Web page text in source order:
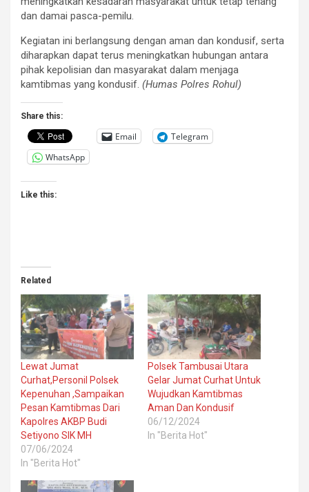
dan damai pasca-pemilu.
Kegiatan ini berlangsung dengan aman dan kondusif, serta
diharapkan dapat terus meningkatkan hubungan antara
pihak kepolisian dan masyarakat dalam menjaga
kamtibmas yang kondusif. (Humas Polres Rohul)
Share this:
Email
Telegram
WhatsApp
Like this:
Related
Lewat Jumat
Curhat,Personil Polsek
Kepenuhan ,Sampaikan
Pesan Kamtibmas Dari
Kapolres AKBP Budi
Setiyono SIK MH
07/06/2024
In "Berita Hot"
Polsek Tambusai Utara
Gelar Jumat Curhat Untuk
Wujudkan Kamtibmas
Aman Dan Kondusif
06/12/2024
In "Berita Hot"